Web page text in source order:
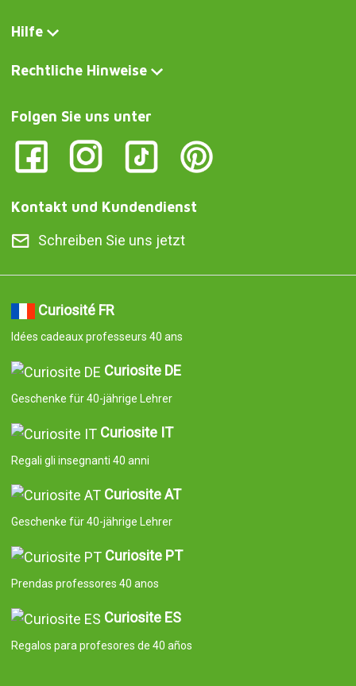
Hilfe
Rechtliche Hinweise
Folgen Sie uns unter
Kontakt und Kundendienst
Schreiben Sie uns jetzt
Curiosité FR
Idées cadeaux professeurs 40 ans
Curiosite DE
Geschenke für 40-jährige Lehrer
Curiosite IT
Regali gli insegnanti 40 anni
Curiosite AT
Geschenke für 40-jährige Lehrer
Curiosite PT
Prendas professores 40 anos
Curiosite ES
Regalos para profesores de 40 años